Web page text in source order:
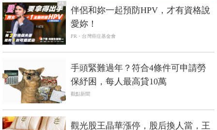
PR
伴侶和妳一起預防HPV，才有資格說
愛妳！
PR・台灣癌症基金會
手頭緊難過年？符合4條件可申請勞
保紓困，每人最高貸10萬
觀點新聞
觀光股王晶華漲停，股后換人當，王